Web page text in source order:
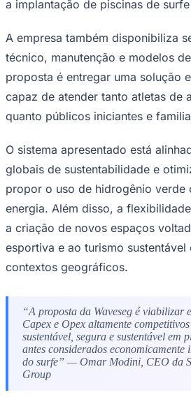
São Paulo
“A proposta da Waveseg é viabilizar
sustentável, segura e sustentável em
antes considerados economicamente
do surfe” — Omar Modini, CEO da
Este material tem caráter informativo e foi
conteúdos de fontes externas e
informações e opiniões são de
fontes.
EMPREENDEDORISMOESPORTES
Compartilhe esta notícia
WhatsApp Facebook
Opções